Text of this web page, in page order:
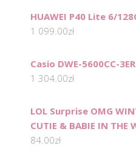
HUAWEI P40 Lite 6/
1 099.00zł
Casio DWE-5600CC-3ER
1 304.00zł
LOL Surprise OMG
CUTIE & BABIE IN THE
84.00zł